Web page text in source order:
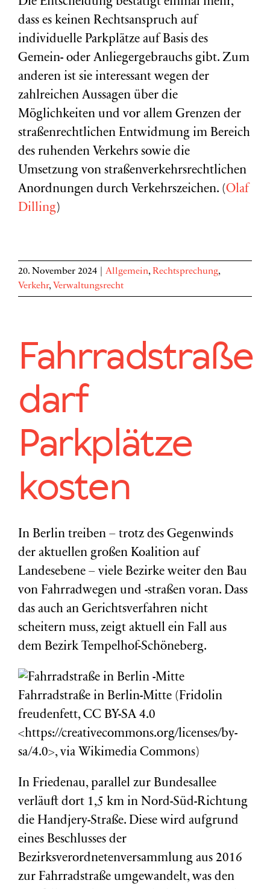
dass es keinen Rechtsanspruch auf
individuelle Parkplätze auf Basis des
Gemein- oder Anliegergebrauchs gibt. Zum
anderen ist sie interessant wegen der
zahlreichen Aussagen über die
Möglichkeiten und vor allem Grenzen der
straßenrechtlichen Entwidmung im Bereich
des ruhenden Verkehrs sowie die
Umsetzung von straßenverkehrsrechtlichen
Anordnungen durch Verkehrszeichen. (Olaf
Dilling)
20. November 2024 Allgemein, Rechtsprechung,
Verkehr, Verwaltungsrecht
Fahrradstraße
darf
Parkplätze
kosten
In Berlin treiben – trotz des Gegenwinds
der aktuellen großen Koalition auf
Landesebene – viele Bezirke weiter den Bau
von Fahrradwegen und -straßen voran. Dass
das auch an Gerichtsverfahren nicht
scheitern muss, zeigt aktuell ein Fall aus
dem Bezirk Tempelhof-Schöneberg.
Fahrradstraße in Berlin-Mitte (Fridolin
freudenfett, CC BY-SA 4.0
<https://creativecommons.org/licenses/by-
sa/4.0>, via Wikimedia Commons)
In Friedenau, parallel zur Bundesallee
verläuft dort 1,5 km in Nord-Süd-Richtung
die Handjery-Straße. Diese wird aufgrund
eines Beschlusses der
Bezirksverordnetenversammlung aus 2016
zur Fahrradstraße umgewandelt, was den